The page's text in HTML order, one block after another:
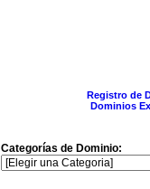
Registro de
Dominios
Categorías de Dominio: